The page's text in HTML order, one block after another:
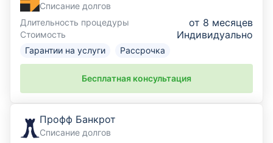
Списание долгов
Длительность процедуры
от 8 месяцев
Стоимость Индивидуально
Гарантии на услуги Рассрочка
Бесплатная консультация
Профф Банкрот
Списание долгов